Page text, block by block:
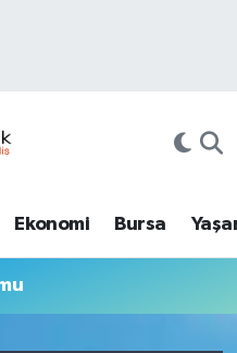
Ekonomi Bursa